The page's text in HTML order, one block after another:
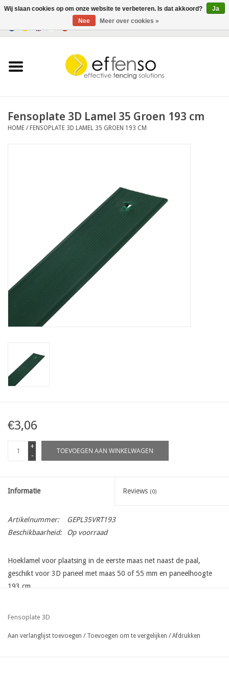
Contact
Fensoplate 3D Lamel 35 Groen 193 cm
HOME /FENSOPLATE 3D LAMEL 35 GROEN 193 CM
€3,06
+
-
TOEVOEGEN AAN WINKELWAGEN
Informatie Reviews (0)
Artikelnummer:
GEPL35VRT193
Beschikbaarheid:
Op voorraad
Hoeklamel voor plaatsing in de eerste maas net naast de paal,
geschikt voor 3D paneel met maas 50 of 55 mm en paneelhoogte
193 cm
Fensoplate 3D
Aan verlanglijst toevoegen / Toevoegen om te vergelijken /Afdrukken
Wij slaan cookies op om onze website te verbeteren. Is dat akkoord?
Ja
Nee
Meer over cookies »